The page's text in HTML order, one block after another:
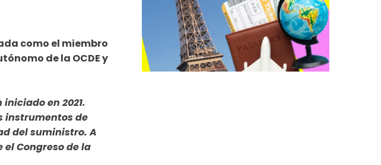
como el miembro
de la OCDE y
en 2021.
instrumentos de
del suministro. A
Congreso de la